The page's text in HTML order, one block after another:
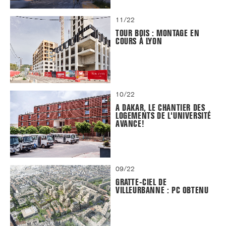
11/22
TOUR BOIS : MONTAGE EN
COURS À LYON
10/22
A DAKAR, LE CHANTIER DES
LOGEMENTS DE L'UNIVERSITÉ
AVANCE!
09/22
GRATTE-CIEL DE
VILLEURBANNE : PC OBTENU